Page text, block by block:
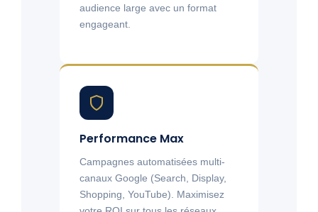
audience large avec un format
engageant.
Performance Max
Campagnes automatisées multi-
canaux Google (Search, Display,
Shopping, YouTube). Maximisez